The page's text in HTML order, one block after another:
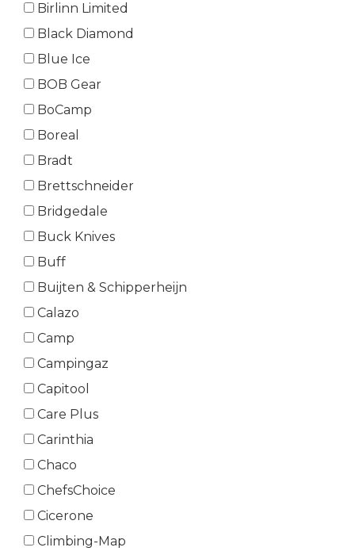
Birlinn Limited
Black Diamond
Blue Ice
BOB Gear
BoCamp
Boreal
Bradt
Brettschneider
Bridgedale
Buck Knives
Buff
Buijten & Schipperheijn
Calazo
Camp
Campingaz
Capitool
Care Plus
Carinthia
Chaco
ChefsChoice
Cicerone
Climbing-Map